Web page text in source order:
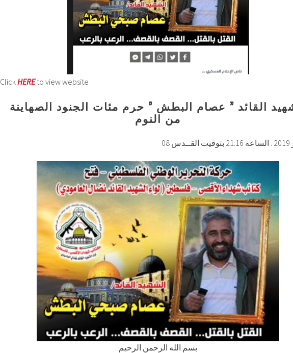
ClickHEREto view website
القائد ” عصام البطش ” حرم مئات الجنود الصهاينة
من النوم
بسم الله الرحمن الرحيم